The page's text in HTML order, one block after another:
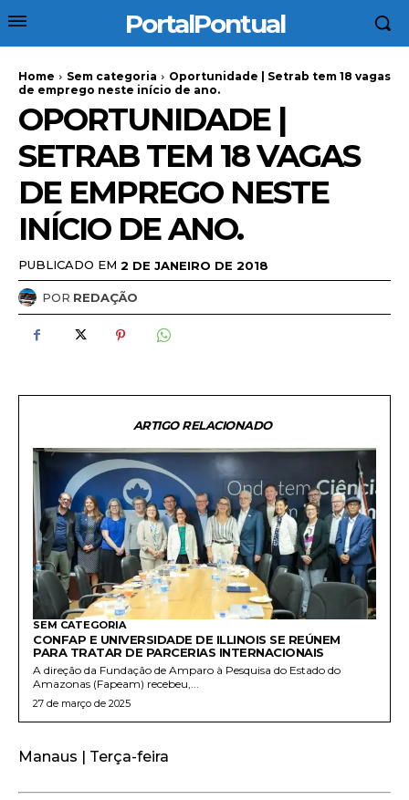
PortalPontual
Home Sem categoria
Oportunidade | Setrab tem 18 vagas
de emprego neste início de ano.
OPORTUNIDADE |
SETRAB TEM 18 VAGAS
DE EMPREGO NESTE
INÍCIO DE ANO.
PUBLICADO EM 2 DE JANEIRO DE 2018
POR REDAÇÃO
ARTIGO RELACIONADO
SEM CATEGORIA
CONFAP E UNIVERSIDADE DE ILLINOIS SE REÚNEM
PARA TRATAR DE PARCERIAS INTERNACIONAIS
A direção da Fundação de Amparo à Pesquisa do Estado do
Amazonas (Fapeam) recebeu,...
27 de março de 2025
Manaus | Terça-feira